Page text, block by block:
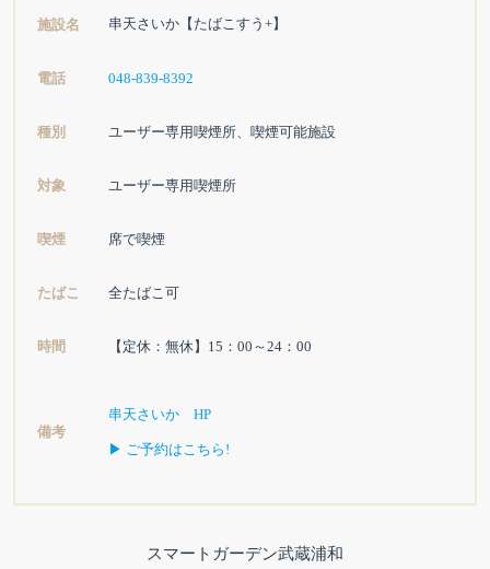
施設名 串天さいか【たばこすう+】
電話 048-839-8392
種別 ユーザー専用喫煙所、喫煙可能施設
対象 ユーザー専用喫煙所
喫煙 席で喫煙
たばこ 全たばこ可
時間 【定休：無休】15：00～24：00
備考
串天さいか HP
▶ ご予約はこちら!
スマートガーデン武蔵浦和